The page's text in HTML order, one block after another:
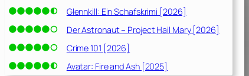
Glennkill: Ein Schafskrimi [2026]
Der Astronaut – Project Hail Mary [2026]
Crime 101 [2026]
Avatar: Fire and Ash [2025]